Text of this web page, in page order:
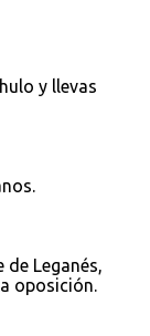
y llevas
de Leganés,
oposición.